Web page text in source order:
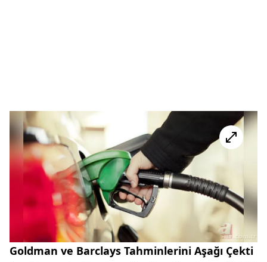
Goldman ve Barclays Tahminlerini Aşağı Çekti